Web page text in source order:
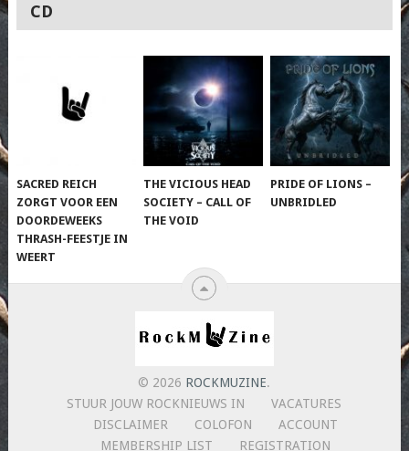
CD
SACRED REICH
ZORGT VOOR EEN
DOORDEWEEKS
THRASH-FEESTJE IN
WEERT
THE VICIOUS HEAD
SOCIETY – CALL OF
THE VOID
PRIDE OF LIONS –
UNBRIDLED
© 2026 ROCKMUZINE.
STUUR JOUW ROCKNIEUWS IN
VACATURES
DISCLAIMER
COLOFON
ACCOUNT
MEMBERSHIP LIST
REGISTRATION